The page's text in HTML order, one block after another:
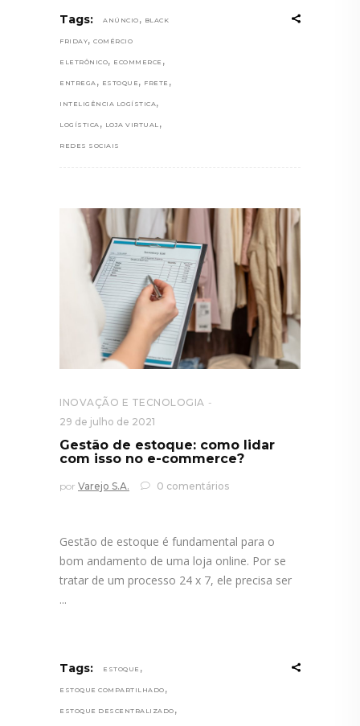
Tags: ANÚNCIO , BLACK
FRIDAY, COMÉRCIO
ELETRÔNICO, ECOMMERCE ,
ENTREGA , ESTOQUE , FRETE ,
INTELIGÊNCIA LOGÍSTICA,
LOGÍSTICA , LOJA VIRTUAL ,
REDES SOCIAIS
INOVAÇÃO E TECNOLOGIA
29 de julho de 2021
Gestão de estoque: como lidar
com isso no e-commerce?
por Varejo S.A. 0 comentários
Gestão de estoque é fundamental para o
bom andamento de uma loja online. Por se
tratar de um processo 24 x 7, ele precisa ser
Tags: ESTOQUE ,
ESTOQUE COMPARTILHADO ,
ESTOQUE DESCENTRALIZADO ,